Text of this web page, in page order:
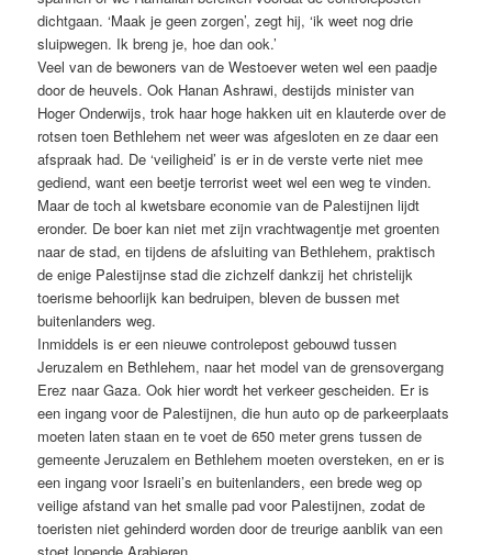
dichtgaan. ‘Maak je geen zorgen’, zegt hij, ‘ik weet nog drie
sluipwegen. Ik breng je, hoe dan ook.’
Veel van de bewoners van de Westoever weten wel een paadje
door de heuvels. Ook Hanan Ashrawi, destijds minister van
Hoger Onderwijs, trok haar hoge hakken uit en klauterde over de
rotsen toen Bethlehem net weer was afgesloten en ze daar een
afspraak had. De ‘veiligheid’ is er in de verste verte niet mee
gediend, want een beetje terrorist weet wel een weg te vinden.
Maar de toch al kwetsbare economie van de Palestijnen lijdt
eronder. De boer kan niet met zijn vrachtwagentje met groenten
naar de stad, en tijdens de afsluiting van Bethlehem, praktisch
de enige Palestijnse stad die zichzelf dankzij het christelijk
toerisme behoorlijk kan bedruipen, bleven de bussen met
buitenlanders weg.
Inmiddels is er een nieuwe controlepost gebouwd tussen
Jeruzalem en Bethlehem, naar het model van de grensovergang
Erez naar Gaza. Ook hier wordt het verkeer gescheiden. Er is
een ingang voor de Palestijnen, die hun auto op de parkeerplaats
moeten laten staan en te voet de 650 meter grens tussen de
gemeente Jeruzalem en Bethlehem moeten oversteken, en er is
een ingang voor Israeli’s en buitenlanders, een brede weg op
veilige afstand van het smalle pad voor Palestijnen, zodat de
toeristen niet gehinderd worden door de treurige aanblik van een